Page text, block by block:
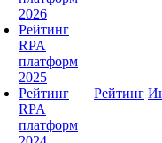
2026
Рейтинг
RPA
платформ
2025
Рейтинг
RPA
платформ
Рейтинг